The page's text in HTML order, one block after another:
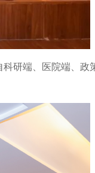
研端、医院端、政